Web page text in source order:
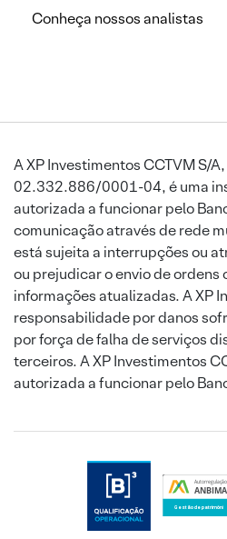
Conheça nossos analistas
A XP Investimentos CCTVM S/
02.332.886/0001-04, é uma
autorizada a funcionar pelo
comunicação através de rede
está sujeita a interrupções ou
ou prejudicar o envio de ordens
informações atualizadas. A XP
responsabilidade por danos
por força de falha de serviços
terceiros. A XP Investimentos
autorizada a funcionar pelo